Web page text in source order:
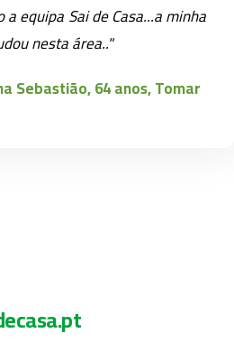
a equipa Sai de Casa...a minha
nesta área.."
Sebastião, 64 anos, Tomar